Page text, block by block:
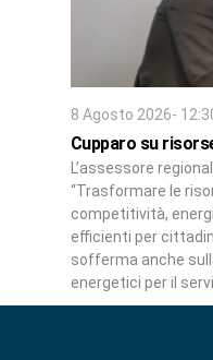
8 Agosto 2026-
Cupparo su
L’assessore
“Trasformare le
competitività,
efficienti per
sofferma anche
energetici per il